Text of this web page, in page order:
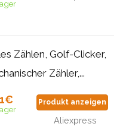
Zählen, Golf-Clicker,
Zähler,...
Produkt anzeigen
Aliexpress